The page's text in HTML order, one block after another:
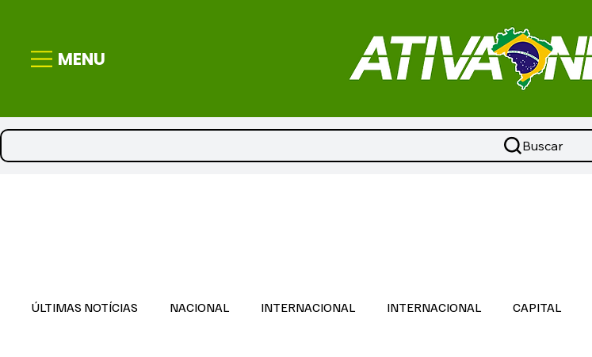
MENU
Buscar
ÚLTIMAS NOTÍCIAS NACIONAL INTERNACIONAL INTERNACIONAL CAPITAL